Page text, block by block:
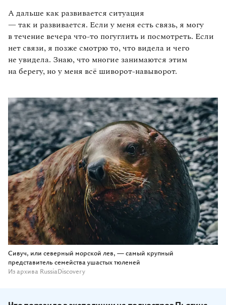
А дальше как развивается ситуация
— так и развивается. Если у меня есть связь, я могу
в течение вечера что‑то погуглить и посмотреть. Если
нет связи, я позже смотрю то, что видела и чего
не увидела. Знаю, что многие занимаются этим
на берегу, но у меня всё шиворот‑навыворот.
Сивуч, или северный морской лев, — самый крупный
представитель семейства ушастых тюленей
Из архива RussiaDiscovery